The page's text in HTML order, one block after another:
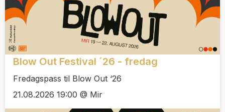
Blow Out Festival ´26 - fredag
Fredagspass til Blow Out ‘26
21.08.2026 19:00 @ Mir